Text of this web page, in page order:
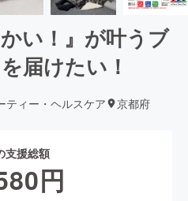
い！』が叶うブ
届けたい！
ティー・ヘルスケア 京都府
支援総額
円